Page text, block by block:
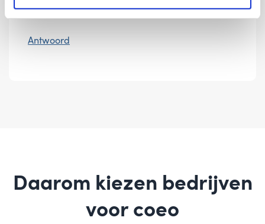
gerechtelijk incassotraject? En door wie?
Antwoord
Daarom kiezen bedrijven
voor coeo